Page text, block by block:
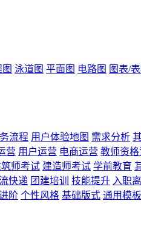
泳道图 平面图 电路图 图表/
流程 用户体验地图 需求分析
营 用户运营 电商运营 教师资
筑师考试 建造师考试 学前教育
快递 团建培训 技能提升 入职
阶 个性风格 基础版式 通用模板